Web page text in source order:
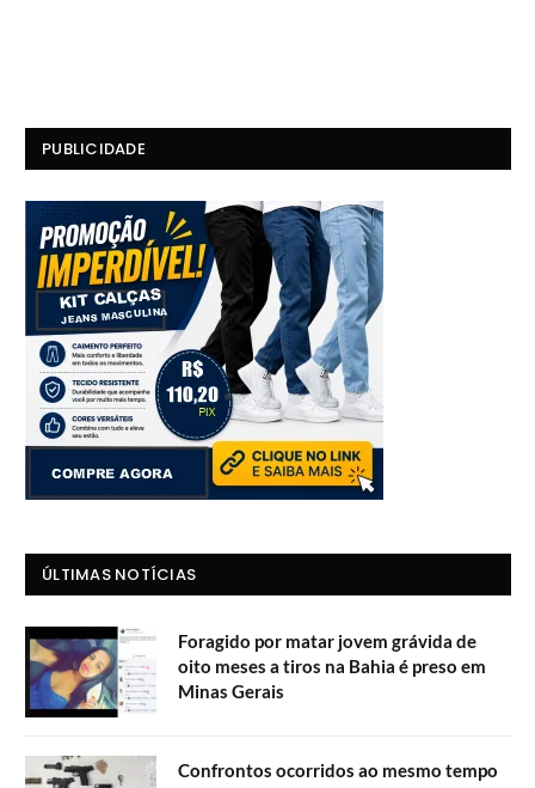
PUBLICIDADE
ÚLTIMAS NOTÍCIAS
Foragido por matar jovem grávida de
oito meses a tiros na Bahia é preso em
Minas Gerais
Confrontos ocorridos ao mesmo tempo